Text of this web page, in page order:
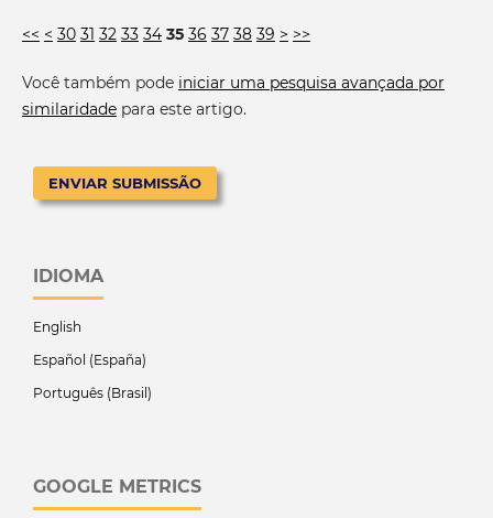
<< < 30 31 32 33 34 35 36 37 38 39 > >>
Você também pode iniciar uma pesquisa avançada por
similaridadepara este artigo.
ENVIAR SUBMISSÃO
IDIOMA
English
Español (España)
Português (Brasil)
GOOGLE METRICS